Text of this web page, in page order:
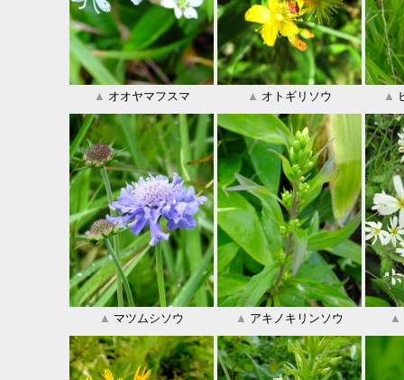
▲ オオヤマフスマ ▲ オトギリソウ ▲
▲ マツムシソウ ▲ アキノキリンソウ ▲